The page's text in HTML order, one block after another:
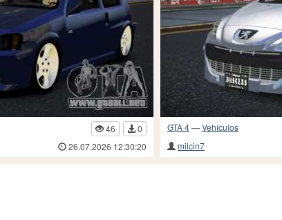
46
0
26.07.2026 12:30:20
GTA 4—Vehículos
milcin7